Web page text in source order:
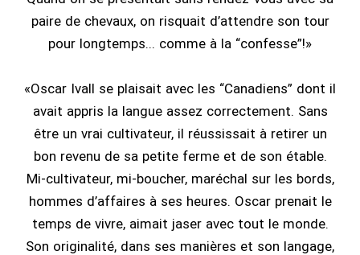
paire de chevaux, on risquait d’attendre son tour
pour longtemps... comme à la “confesse”!»
«Oscar Ivall se plaisait avec les “Canadiens” dont il
avait appris la langue assez correctement. Sans
être un vrai cultivateur, il réussissait à retirer un
bon revenu de sa petite ferme et de son étable.
Mi-cultivateur, mi-boucher, maréchal sur les bords,
hommes d’affaires à ses heures. Oscar prenait le
temps de vivre, aimait jaser avec tout le monde.
Son originalité, dans ses manières et son langage,